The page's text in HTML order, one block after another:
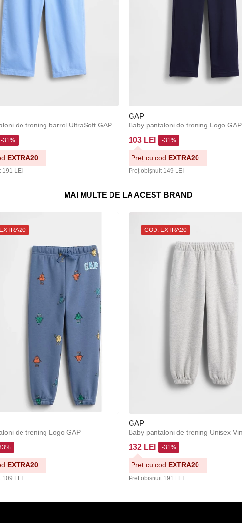
de trening barrel UltraSoft GAP
191 LEI
-31%
EXTRA20
GAP
Baby pantaloni de trening Logo GAP
103 LEI
Preț obișnuit 149 LEI
-31%
Preț cu cod EXTRA20
MAI MULTE DE LA ACEST BRAND
de trening Logo GAP
109 LEI
EXTRA20
COD: EXTRA20
GAP
132 LEI
Preț obișnuit 191 LEI
-31%
Preț cu cod EXTRA20